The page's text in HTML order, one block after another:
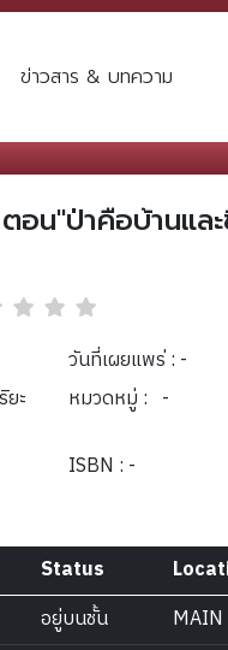
ข่าวสาร & บทความ
น"ป่าคือบ้านแล
วันที่เผยแพร่ : -
ะ
หมวดหมู่ : -
ISBN : -
Status
อยู่บนชั้น
MAIN